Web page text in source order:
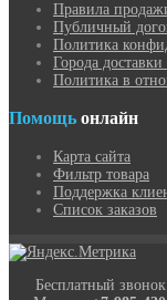
Правила
Публичный
Политика
Города
Политика в
Помощь онлайн
Карта сайта
Фильтр товара
Поддержка
Список заказов
Бесплатный